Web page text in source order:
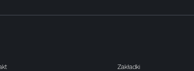
Zakładki